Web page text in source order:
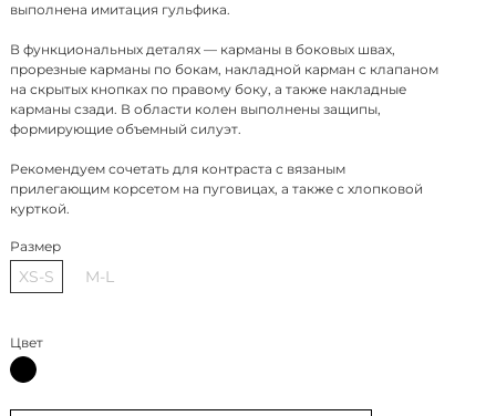
выполнена имитация гульфика.
В функциональных деталях — карманы в боковых швах,
прорезные карманы по бокам, накладной карман с клапаном
на скрытых кнопках по правому боку, а также накладные
карманы сзади. В области колен выполнены защипы,
формирующие объемный силуэт.
Рекомендуем сочетать для контраста с вязаным
прилегающим корсетом на пуговицах, а также с хлопковой
курткой.
Размер
XS-S M-L
Цвет